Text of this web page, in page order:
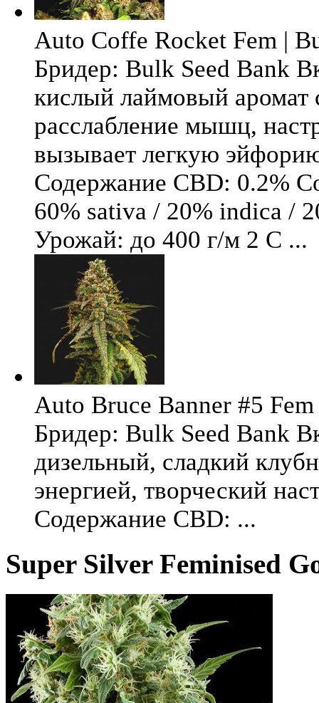
Auto Coffe Rocket Fem |
Бридер: Bulk Seed Bank
кислый лаймовый аромат
расслабление мышц,
вызывает легкую
Содержание CBD: 0.2%
60% sativa / 20% indica /
Урожай: до 400 г/м 2 С ...
Auto Bruce Banner #5
Бридер: Bulk Seed Bank
дизельный, сладкий
энергией, творческий
Содержание CBD: ...
Super Silver Feminised